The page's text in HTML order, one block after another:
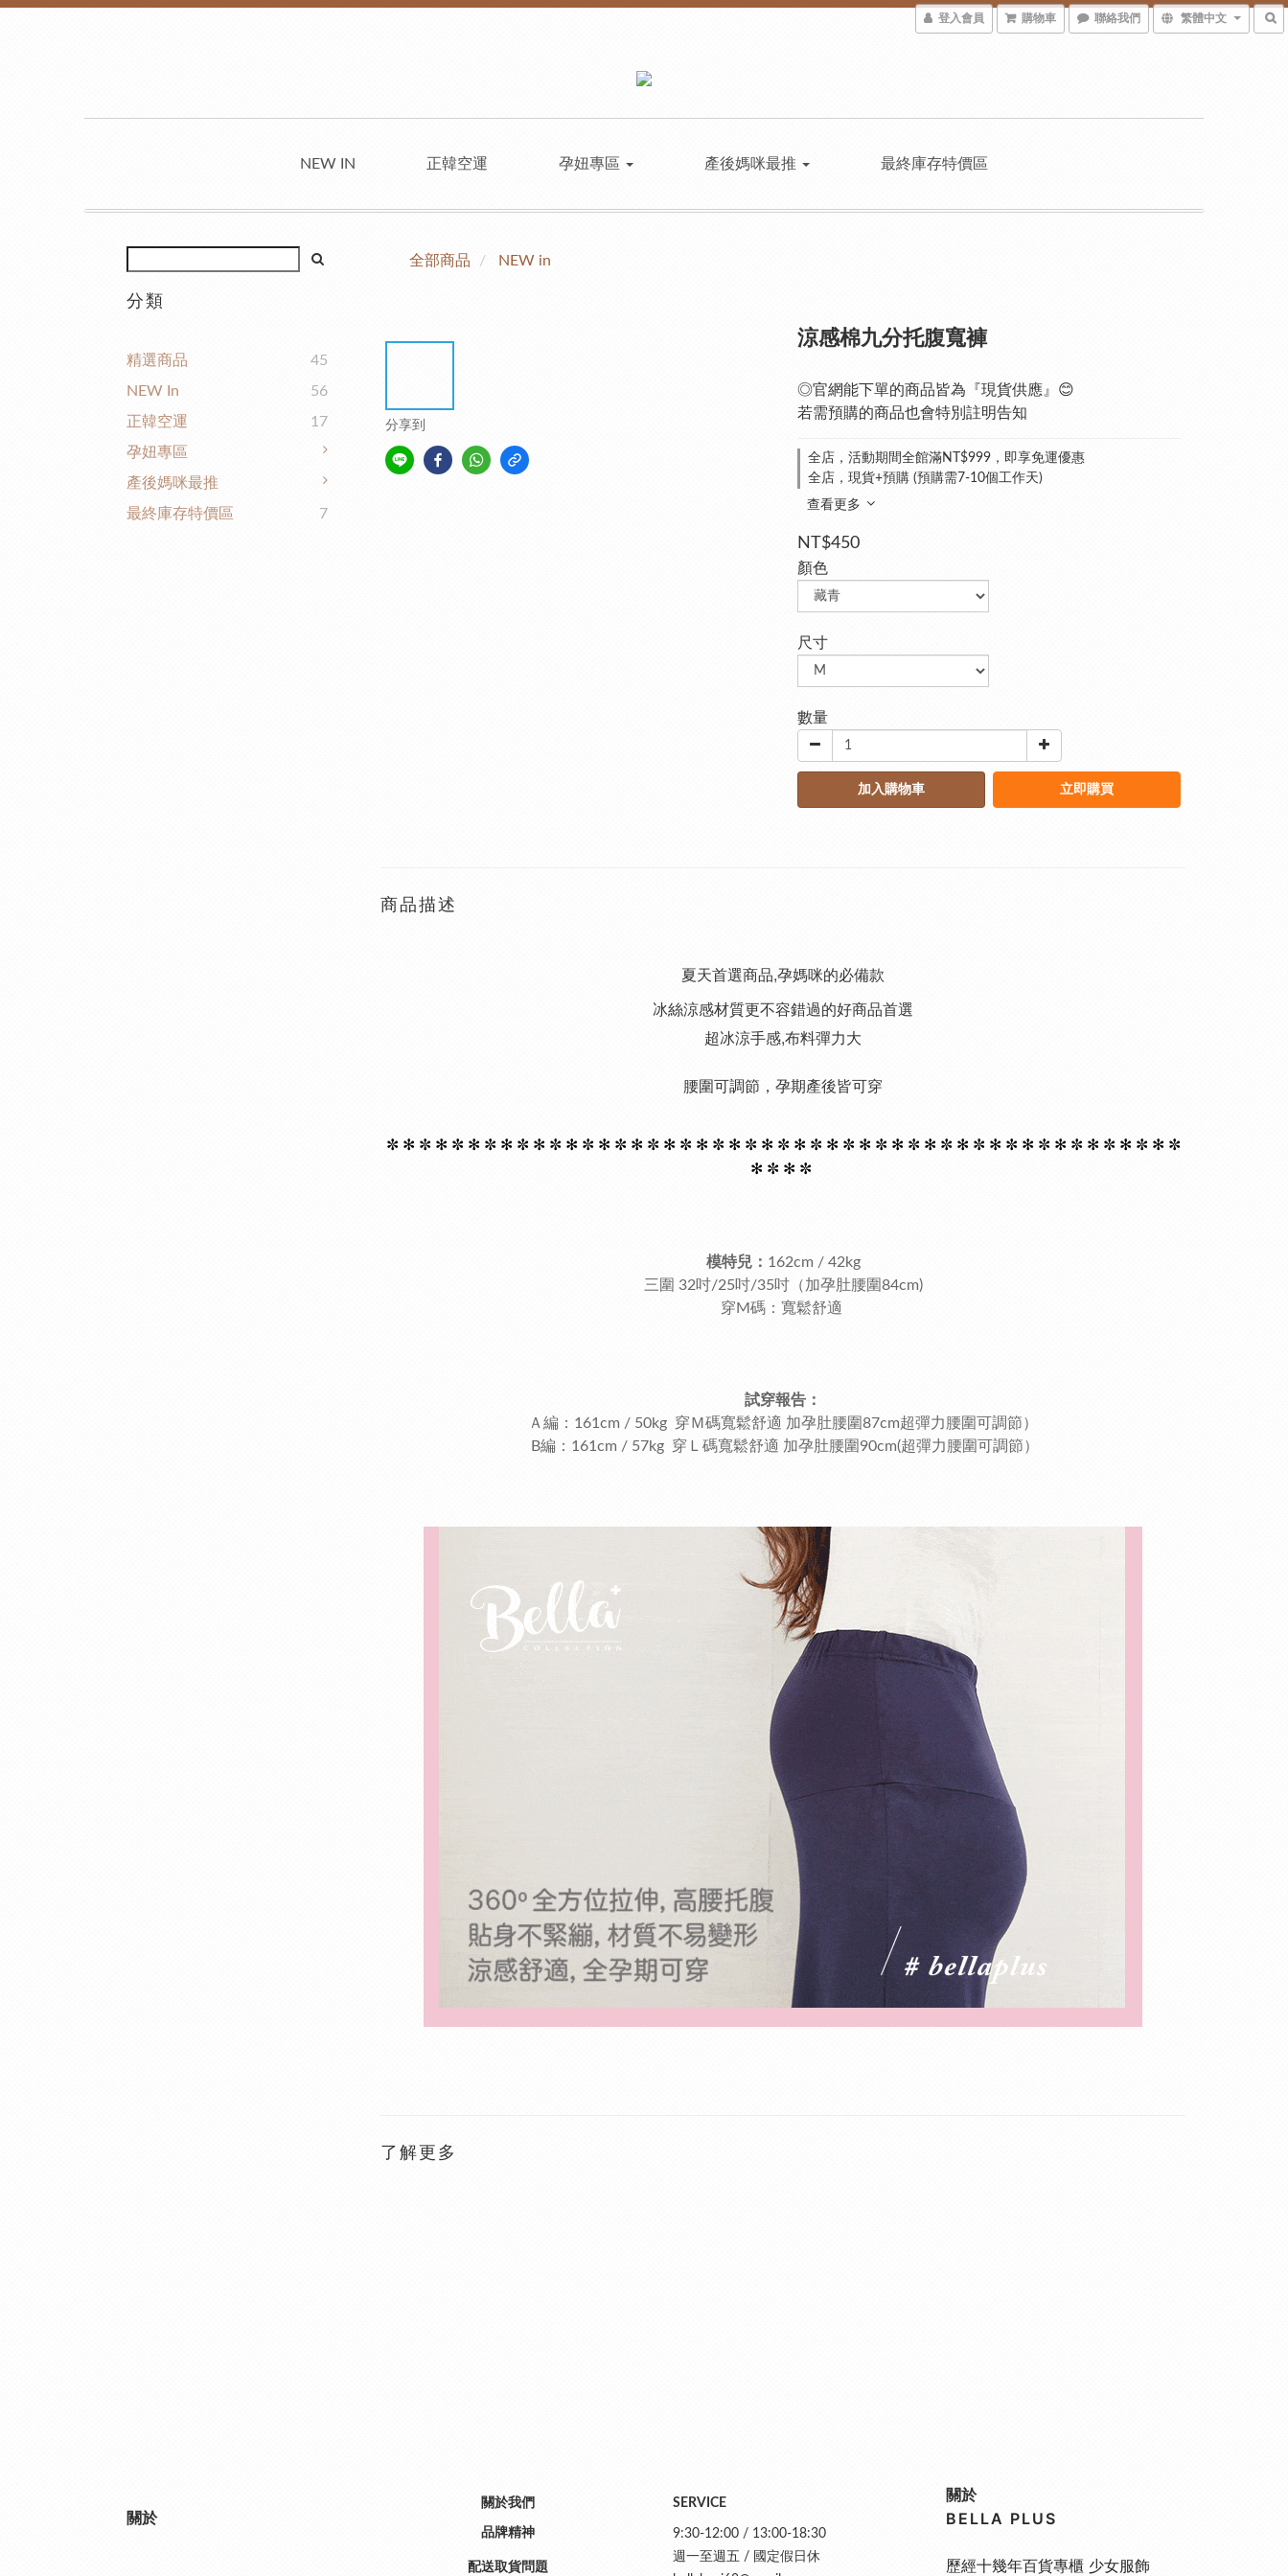
登入會員 購物車 聯絡我們 繁體中文
NEW IN 正韓空運 孕妞專區 產後媽咪最推 最終庫存特價區
分類
精選商品
45
NEW In
56
正韓空運
17
孕妞專區
產後媽咪最推
最終庫存特價區
7
全部商品 NEW in
分享到
涼感棉九分托腹寬褲
◎官網能下單的商品皆為『現貨供應』😊
若需預購的商品也會特別註明告知
全店，活動期間全館滿NT$999，即享免運優惠
全店，現貨+預購 (預購需7-10個工作天)
查看更多
NT$450
顏色
尺寸
數量
加入購物車 立即購買
商品描述
夏天首選商品,孕媽咪的必備款
冰絲涼感材質更不容錯過的好商品首選
超冰涼手感,布料彈力大
腰圍可調節，孕期產後皆可穿
✼ ✻ ✼ ✻ ✼ ✻ ✼ ✻ ✼ ✻ ✼ ✻ ✼ ✻ ✼ ✻ ✼ ✻ ✼ ✻ ✼ ✻ ✼ ✻ ✼ ✻ ✼ ✻ ✼ ✻ ✼ ✻ ✼ ✻ ✼ ✻ ✼ ✻ ✼ ✻ ✼ ✻ ✼ ✻ ✼ ✻ ✼ ✻ ✼
✻ ✼ ✻ ✼
模特兒： 162cm / 42kg
三圍 32吋/25吋/35吋（加孕肚腰圍84cm)
穿M碼：寬鬆舒適
試穿報告：
Ａ編：161cm / 50kg 穿Ｍ碼寬鬆舒適 加孕肚腰圍87cm超彈力腰圍可調節）
B編：161cm / 57kg 穿Ｌ碼寬鬆舒適 加孕肚腰圍90cm(超彈力腰圍可調節）
了解更多
關於
關於我們
品牌精神
配送取貨問題
SERVICE
9:30-12:00 / 13:00-18:30
週一至週五 / 國定假日休
關於
BELLA PLUS
歷經十幾年百貨專櫃 少女服飾